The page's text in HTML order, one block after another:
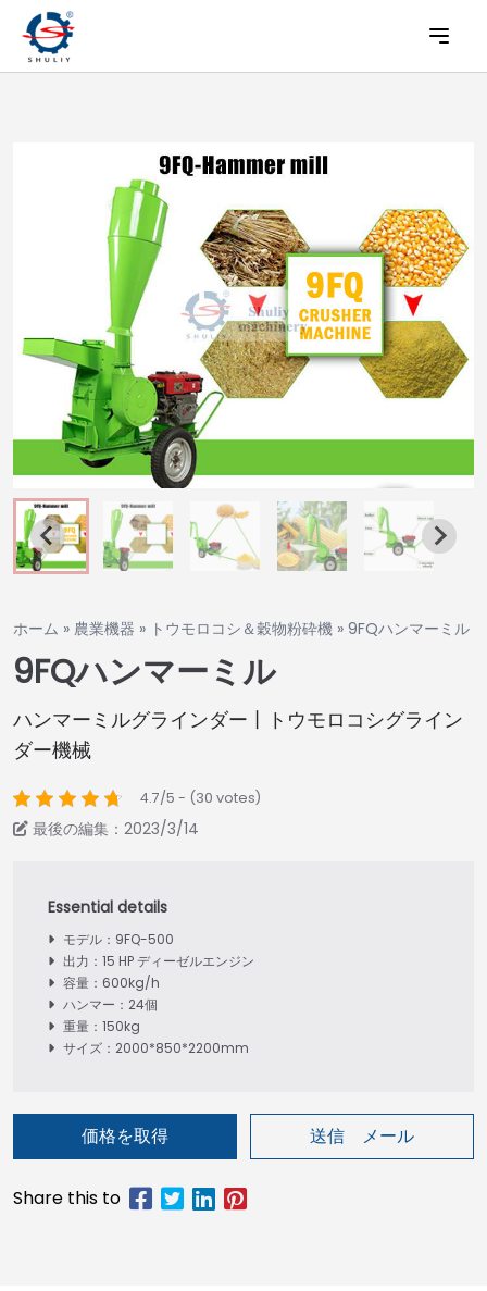
ホーム » 農業機器 » トウモロコシ＆穀物粉砕機 » 9FQハンマーミル
9FQハンマーミル
ハンマーミルグラインダー丨トウモロコシグライン
ダー機械
4.7/5 - (30 votes)
最後の編集：2023/3/14
モデル：9FQ-500
出力：15 HP ディーゼルエンジン
容量：600kg/h
ハンマー：24個
重量：150kg
サイズ：2000*850*2200mm
価格を取得 送信 メール